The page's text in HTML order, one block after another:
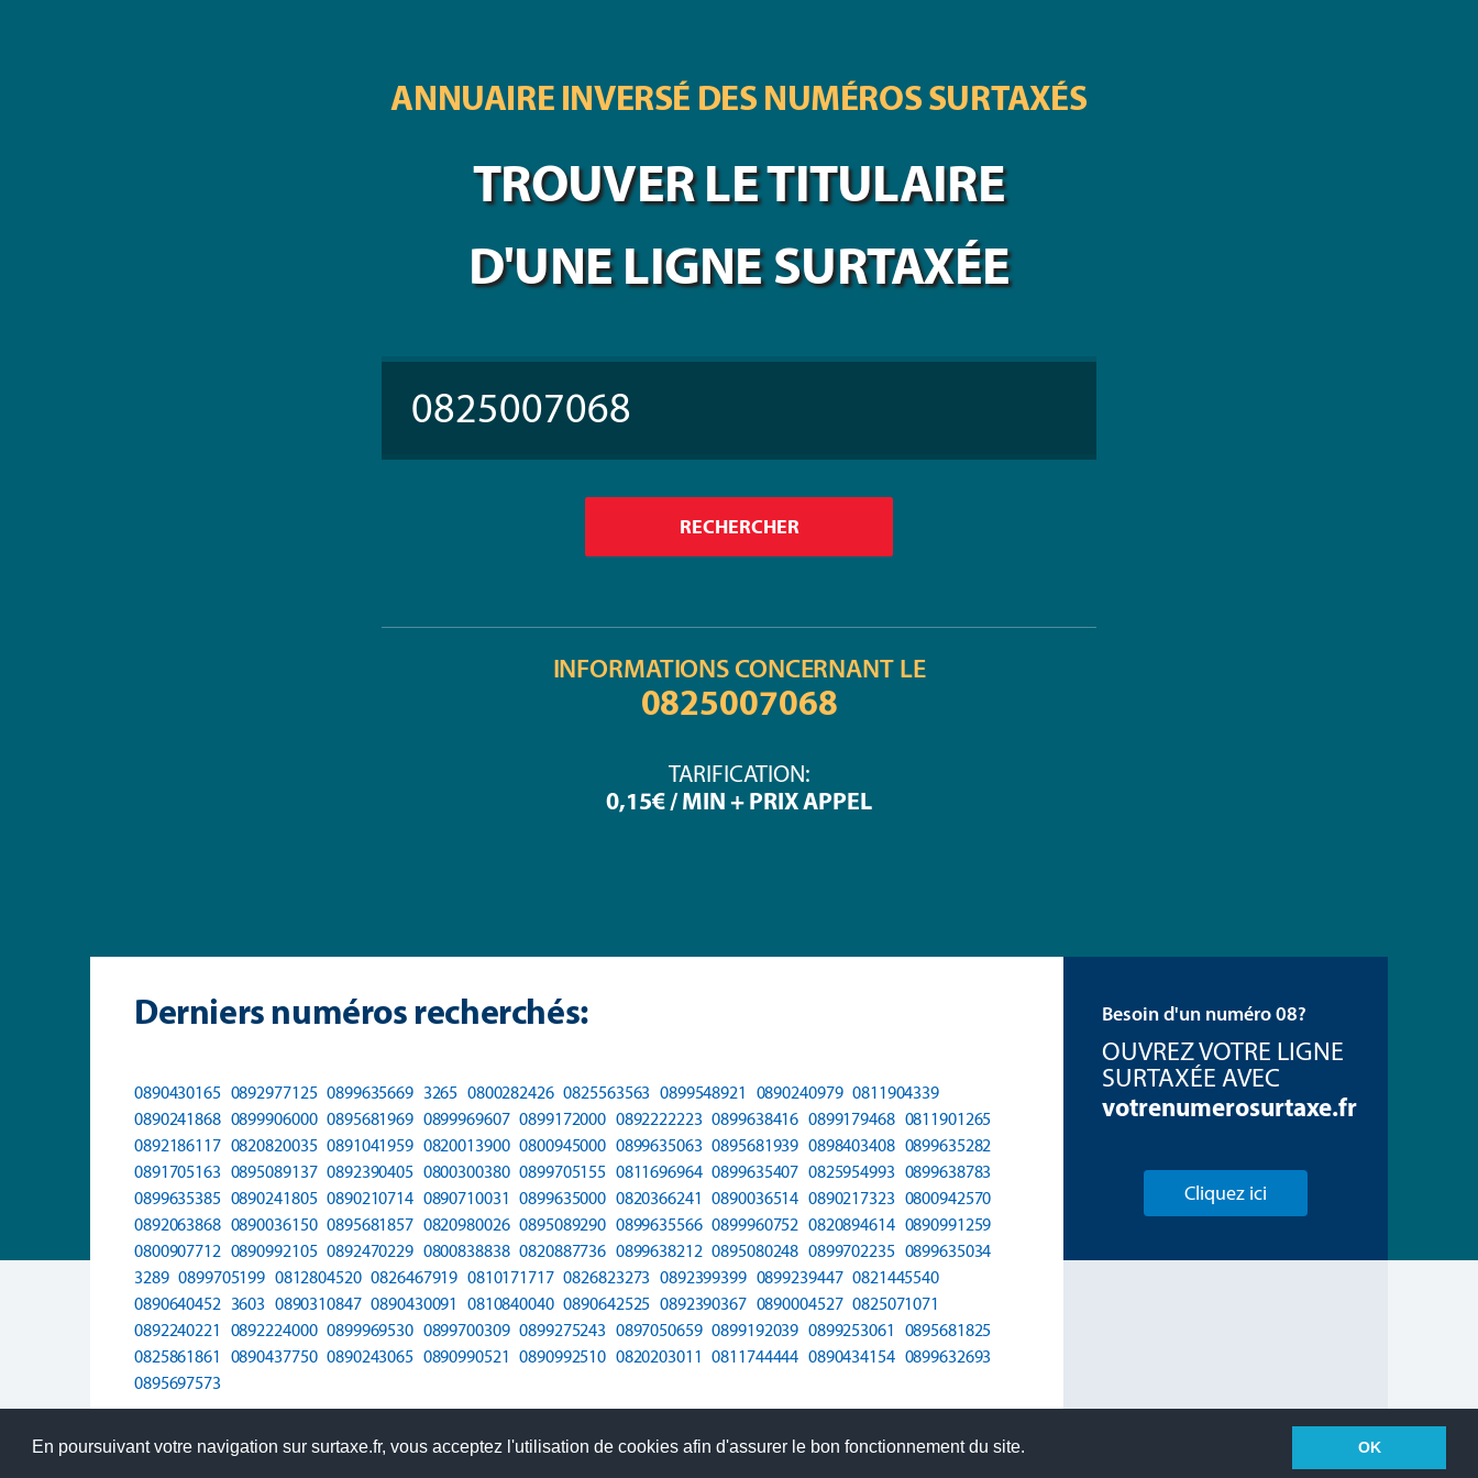
En poursuivant votre navigation sur surtaxe.fr, vous acceptez l'utilisation de cookies afin d'assurer le bon fonctionnement du site. OK
ANNUAIRE INVERSÉ DES NUMÉROS SURTAXÉS
TROUVER LE TITULAIRE
D'UNE LIGNE SURTAXÉE
INFORMATIONS CONCERNANT LE
0825007068
TARIFICATION:
0,15€ / MIN + PRIX APPEL
Derniers numéros recherchés:
0890430165 0892977125 0899635669 3265 0800282426 0825563563 0899548921 0890240979 0811904339
0890241868 0899906000 0895681969 0899969607 0899172000 0892222223 0899638416 0899179468 0811901265
0892186117 0820820035 0891041959 0820013900 0800945000 0899635063 0895681939 0898403408 0899635282
0891705163 0895089137 0892390405 0800300380 0899705155 0811696964 0899635407 0825954993 0899638783
0899635385 0890241805 0890210714 0890710031 0899635000 0820366241 0890036514 0890217323 0800942570
0892063868 0890036150 0895681857 0820980026 0895089290 0899635566 0899960752 0820894614 0890991259
0800907712 0890992105 0892470229 0800838838 0820887736 0899638212 0895080248 0899702235 0899635034
3289 0899705199 0812804520 0826467919 0810171717 0826823273 0892399399 0899239447 0821445540
0890640452 3603 0890310847 0890430091 0810840040 0890642525 0892390367 0890004527 0825071071
0892240221 0892224000 0899969530 0899700309 0899275243 0897050659 0899192039 0899253061 0895681825
0825861861 0890437750 0890243065 0890990521 0890992510 0820203011 0811744444 0890434154 0899632693
0895697573
Besoin d'un numéro 08?
OUVREZ VOTRE LIGNE
SURTAXÉE AVEC
votrenumerosurtaxe.fr
Cliquez ici